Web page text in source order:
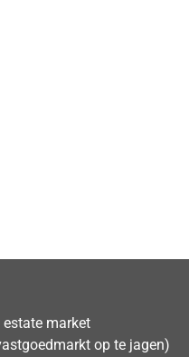
market
op te jagen)